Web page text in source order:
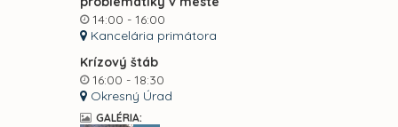
14:00 - 16:00
Kancelária primátora
Krízový štáb
16:00 - 18:30
Okresný Úrad
GALÉRIA: